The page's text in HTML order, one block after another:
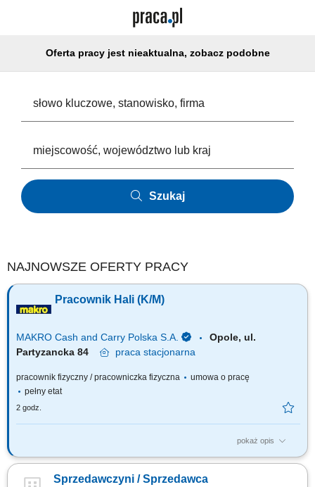
Oferta pracy jest nieaktualna, zobacz podobne
Szukaj
NAJNOWSZE OFERTY PRACY
Pracownik Hali (K/M)
MAKRO Cash and Carry Polska S.A.
Opole, ul.
Partyzancka 84
praca stacjonarna
pracownik fizyczny / pracowniczka fizyczna
umowa o pracę
pełny etat
2 godz.
pokaż opis
Do Twoich głównych zadań będzie należało: Profesjonalne doradztwo i
Dbanie o dostępność asortymentu na półkach oraz o dobre oznakowanie
Sprzedawczyni / Sprzedawca